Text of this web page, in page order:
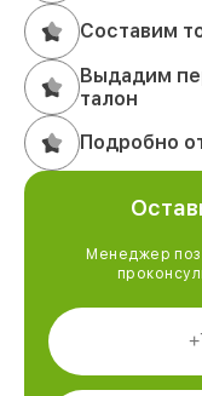
Составим
Выдадим
талон
Подробно
Менеджер